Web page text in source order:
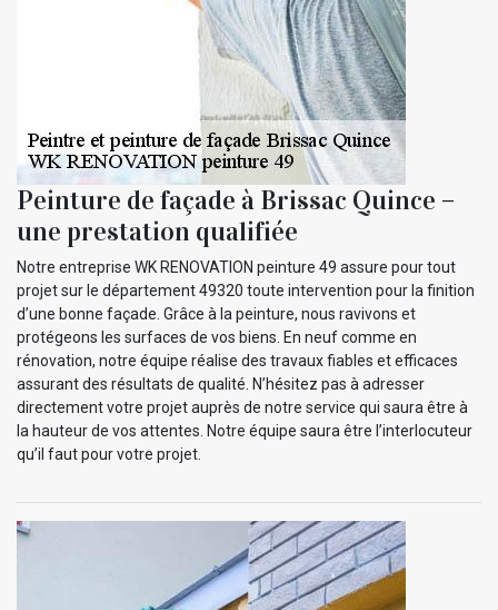
Peinture de façade à Brissac Quince –
une prestation qualifiée
Notre entreprise WK RENOVATION peinture 49 assure pour tout
projet sur le département 49320 toute intervention pour la finition
d’une bonne façade. Grâce à la peinture, nous ravivons et
protégeons les surfaces de vos biens. En neuf comme en
rénovation, notre équipe réalise des travaux fiables et efficaces
assurant des résultats de qualité. N’hésitez pas à adresser
directement votre projet auprès de notre service qui saura être à
la hauteur de vos attentes. Notre équipe saura être l’interlocuteur
qu’il faut pour votre projet.